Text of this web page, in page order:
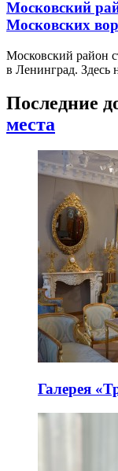
Московский
Московских
Московский район
в Ленинград. Здесь
Последние
места
Галерея